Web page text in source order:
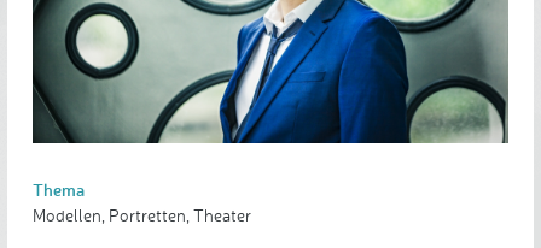
Thema
Modellen, Portretten, Theater